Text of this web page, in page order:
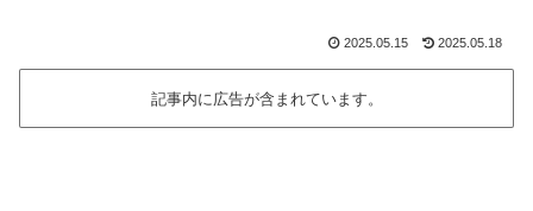
2025.05.15 2025.05.18
記事内に広告が含まれています。